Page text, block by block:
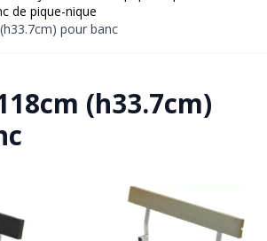
de pique-nique
pour banc
(h33.7cm)